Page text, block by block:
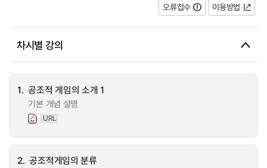
오류접수
이용방법
차시별 강의
1. 공조적 게임의 소개 1
기본 개념 설명
URL
2. 공조적게임의 분류